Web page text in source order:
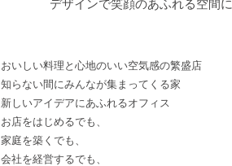
デザインで笑顔のあふれる空間に
おいしい料理と心地のいい空気感の繁盛店
知らない間にみんなが集まってくる家
新しいアイデアにあふれるオフィス
お店をはじめるでも、
家庭を築くでも、
会社を経営するでも、